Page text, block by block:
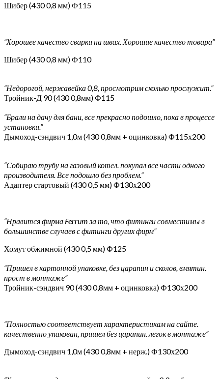
Шибер (430 0,8 мм) Ф115
“Хорошее качество сварки на швах. Хорошие качество товара”
Шибер (430 0,8 мм) Ф110
“Недорогой, нержавейка 0,8, просмотрим сколько прослужит.”
Тройник-Д 90 (430 0,8мм) Ф115
“Брали на дачу для бани, все прекрасно подошло, пока в процессе
установки.”
Дымоход-сэндвич 1,0м (430 0,8мм + оцинковка) Ф115х200
“Собираю трубу на газовый котел. покупал все части одного
производителя. Все подошло без проблем.”
Адаптер стартовый (430 0,5 мм) Ф130х200
“Нравится фирма Ferrum за то, что фитинги совместимы в
большинстве случаев с фитинги других фирм”
Хомут обжимной (430 0,5 мм) Ф125
“Пришел в картонной упаковке, без царапин и сколов, вмятин.
прост в монтаже”
Тройник-сэндвич 90 (430 0,8мм + оцинковка) Ф130х200
“Полностью соответствует характеристикам на сайте.
качественно упакован, пришел без царапин. легок в монтаже”
Дымоход-сэндвич 1,0м (430 0,8мм + нерж.) Ф130х200